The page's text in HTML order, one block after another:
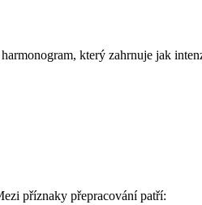
který zahrnuje jak
příznaky přepracování patří: